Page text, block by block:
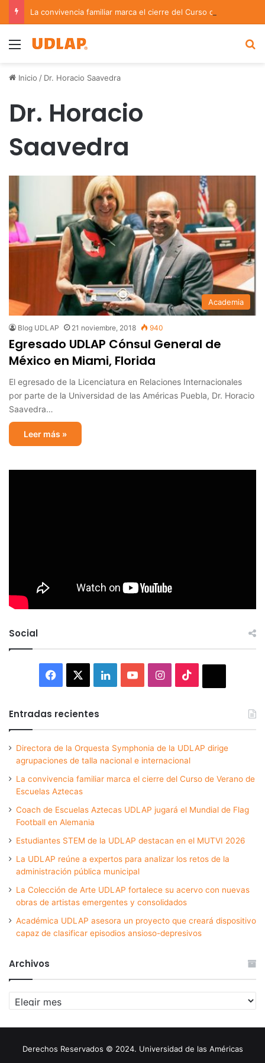
Menu
Inicio / Dr. Horacio Saavedra
Dr. Horacio
Saavedra
Academia
Blog UDLAP 21 noviembre, 2018 940
Egresado UDLAP Cónsul General de
México en Miami, Florida
El egresado de la Licenciatura en Relaciones Internacionales
por parte de la Universidad de las Américas Puebla, Dr. Horacio
Saavedra…
Leer más »
Social
Facebook LinkedInYouTubeInstagram
Entradas recientes
Directora de la Orquesta Symphonia de la UDLAP dirige
agrupaciones de talla nacional e internacional
La convivencia familiar marca el cierre del Curso de Verano de
Escuelas Aztecas
Coach de Escuelas Aztecas UDLAP jugará el Mundial de Flag
Football en Alemania
Estudiantes STEM de la UDLAP destacan en el MUTVI 2026
La UDLAP reúne a expertos para analizar los retos de la
administración pública municipal
La Colección de Arte UDLAP fortalece su acervo con nuevas
obras de artistas emergentes y consolidados
Académica UDLAP asesora un proyecto que creará dispositivo
capaz de clasificar episodios ansioso-depresivos
Archivos
Archivos
Derechos Reservados © 2024. Universidad de las Américas